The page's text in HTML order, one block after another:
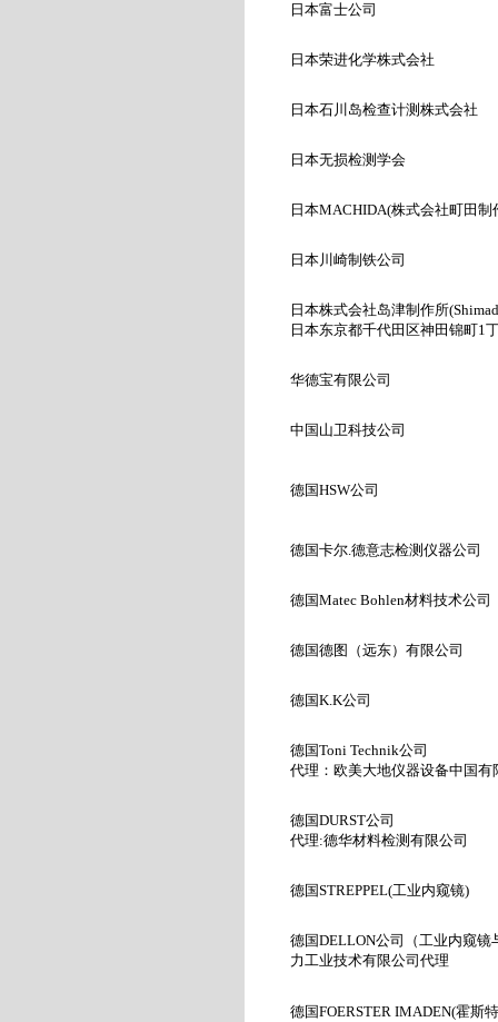
日本富士公司
日本荣进化学株式会社
日本石川岛检查计测株式会社
日本无损检测学会
日本MACHIDA(株式会社町田制
日本川崎制铁公司
日本株式会社岛津制作所
日本东京都千代田区神田锦町1
华德宝有限公司
中国山卫科技公司
德国HSW公司
德国卡尔.德意志检测仪器公司
德国Matec Bohlen材料技术公司
德国德图（远东）有限公司
德国K.K公司
德国Toni Technik公司
代理： 欧美大地仪器设备中国有
德国DURST公司
代理:德华材料检测有限公司
德国STREPPEL(工业内窥镜)
德国DELLON公司（工业内窥镜
力工业技术有限公司 代理
德国FOERSTER IMADEN(霍斯